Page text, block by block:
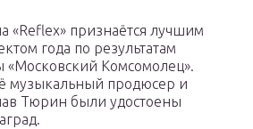
«Reflex» признаётся лучшим
года по результатам
«Московский Комсомолец».
музыкальный продюсер и
Тюрин были удостоены